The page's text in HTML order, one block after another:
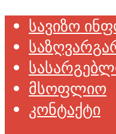
სავიზო
მსოფლიო
კონტაქტი